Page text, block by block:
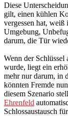
Diese
gilt, einen kühlen
vergessen hat,
Umgebung,
darum, die Tür
Wenn der
wurde, liegt ein
mehr nur darum, in
könnten Fremde
diesem Szenario
Ehrenfeld
Schlossaustausch